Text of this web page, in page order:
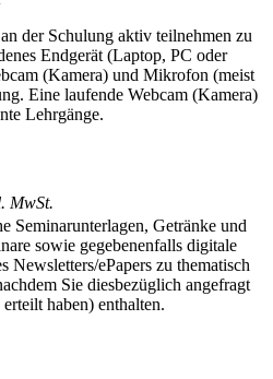
der Schulung aktiv teilnehmen zu
Endgerät (Laptop, PC oder
(Kamera) und Mikrofon (meist
Eine laufende Webcam (Kamera)
Lehrgänge.
MwSt.
Seminarunterlagen, Getränke und
sowie gegebenenfalls digitale
Newsletters/ePapers zu thematisch
Sie diesbezüglich angefragt
haben) enthalten.